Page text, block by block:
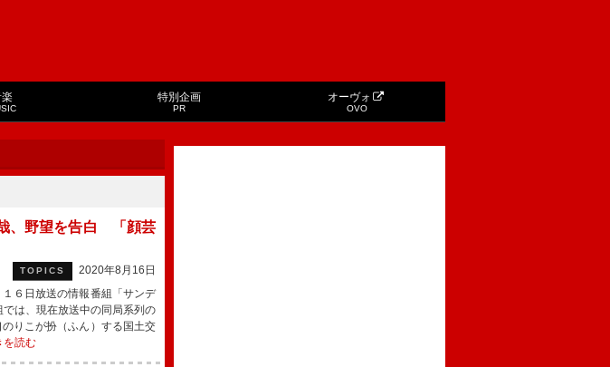
特別企画
PR
オーヴォ
OVO
、野望を告白 「顔芸
TOPICS
2020年8月16日
６日放送の情報番組「サンデ
は、現在放送中の同局系列の
りこが扮（ふん）する国土交
を読む